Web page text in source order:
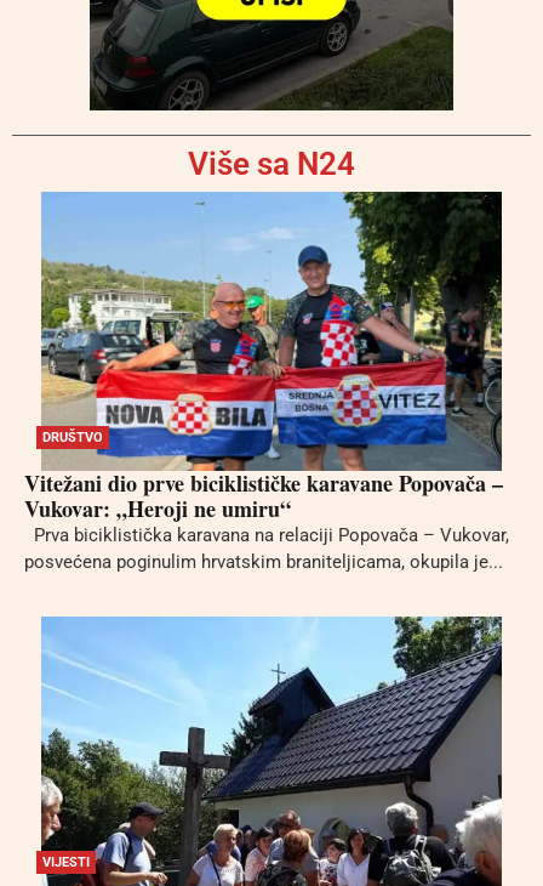
Više sa N24
DRUŠTVO
Vitežani dio prve biciklističke karavane Popovača –
Vukovar: „Heroji ne umiru“
Prva biciklistička karavana na relaciji Popovača – Vukovar,
posvećena poginulim hrvatskim braniteljicama, okupila je...
VIJESTI